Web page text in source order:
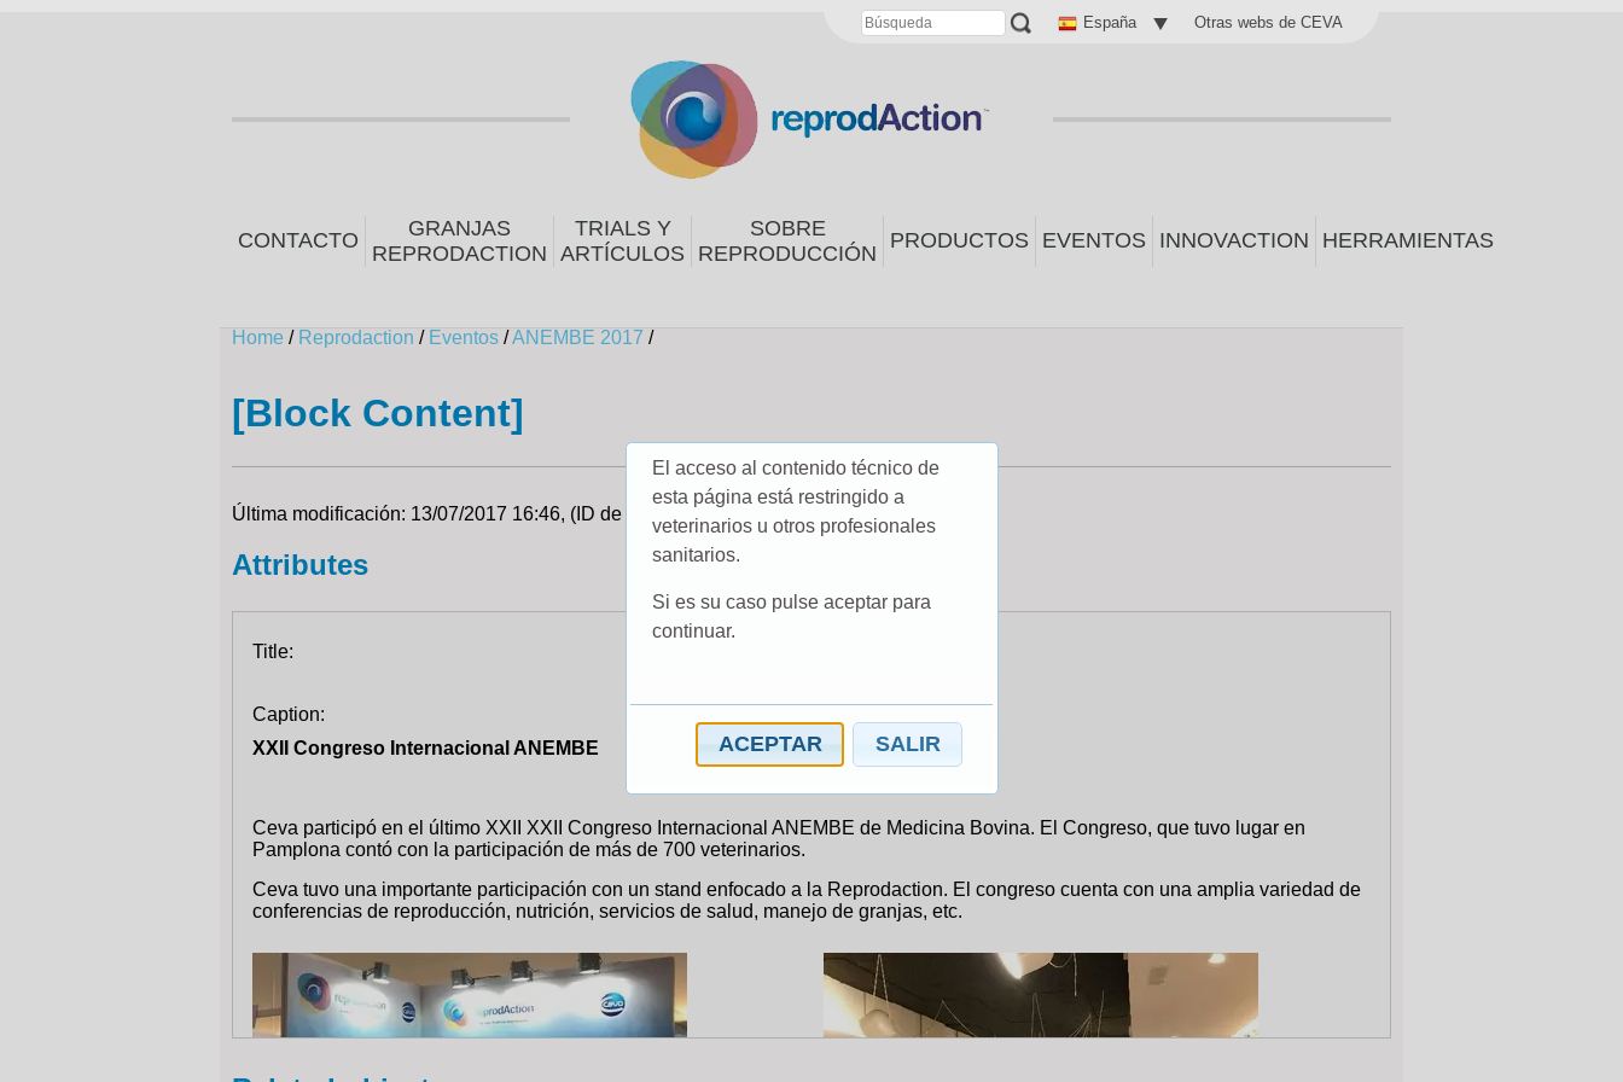
España Otras webs de CEVA
CONTACTO
GRANJAS
REPRODACTION
TRIALS Y
ARTÍCULOS
SOBRE
REPRODUCCIÓN
PRODUCTOS EVENTOS INNOVACTION HERRAMIENTAS
Home / Reprodaction / Eventos /ANEMBE 2017 /
[Block Content]
Última modificación: 13/07/2017 16:46, (ID de nodo: 36793, ID de objeto: 53460)
Attributes
Title:
Caption:
XXII Congreso Internacional ANEMBE
Ceva participó en el último XXII XXII Congreso Internacional ANEMBE de Medicina Bovina. El Congreso, que tuvo lugar en
Pamplona contó con la participación de más de 700 veterinarios.
Ceva tuvo una importante participación con un stand enfocado a la Reprodaction. El congreso cuenta con una amplia variedad de
conferencias de reproducción, nutrición, servicios de salud, manejo de granjas, etc.
El acceso al contenido técnico de
esta página está restringido a
veterinarios u otros profesionales
sanitarios.
Si es su caso pulse aceptar para
continuar.
ACEPTAR SALIR